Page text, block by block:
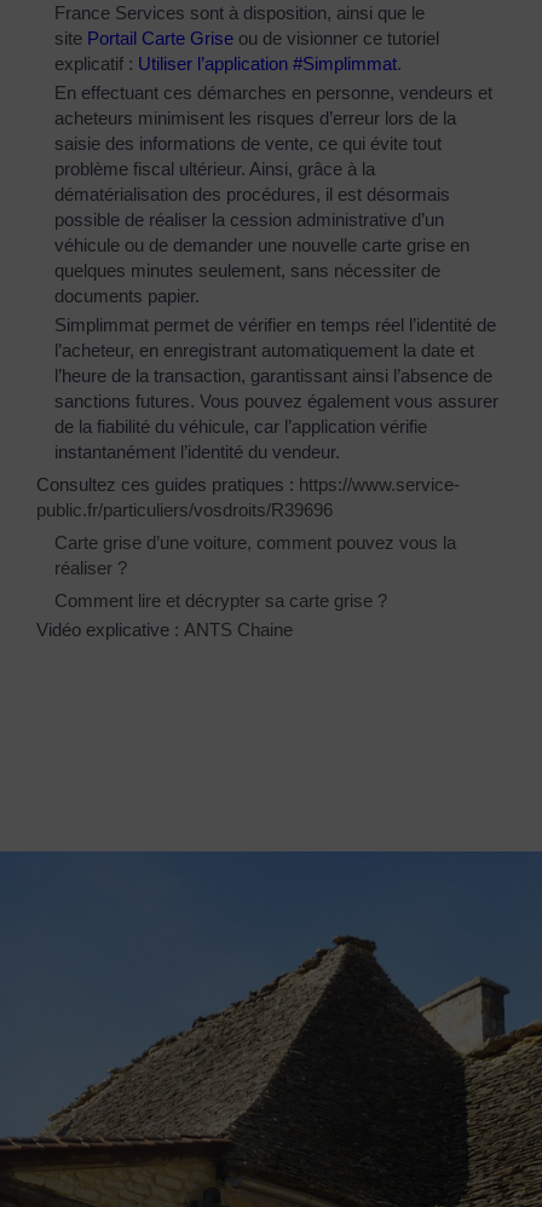
France Services sont à disposition, ainsi que le
site Portail Carte Grise ou de visionner ce tutoriel
explicatif : Utiliser l’application #Simplimmat.
En effectuant ces démarches en personne, vendeurs et
acheteurs minimisent les risques d’erreur lors de la
saisie des informations de vente, ce qui évite tout
problème fiscal ultérieur. Ainsi, grâce à la
dématérialisation des procédures, il est désormais
possible de réaliser la cession administrative d’un
véhicule ou de demander une nouvelle carte grise en
quelques minutes seulement, sans nécessiter de
documents papier.
Simplimmat permet de vérifier en temps réel l’identité de
l’acheteur, en enregistrant automatiquement la date et
l’heure de la transaction, garantissant ainsi l’absence de
sanctions futures. Vous pouvez également vous assurer
de la fiabilité du véhicule, car l’application vérifie
instantanément l’identité du vendeur.
Consultez ces guides pratiques : https://www.service-
public.fr/particuliers/vosdroits/R39696
Carte grise d’une voiture, comment pouvez vous la
réaliser ?
Comment lire et décrypter sa carte grise ?
Vidéo explicative : ANTS Chaine